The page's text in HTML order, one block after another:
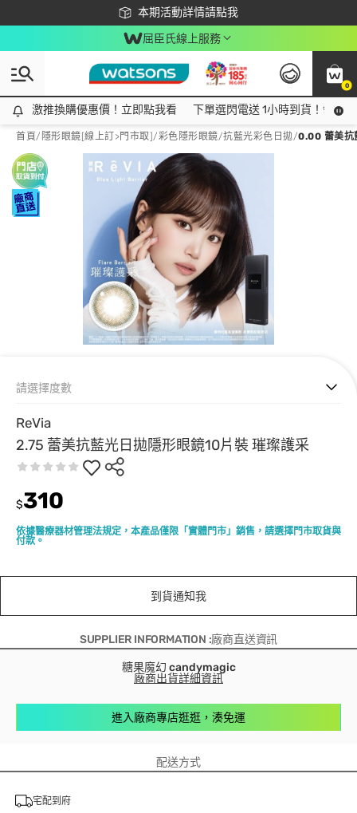
本期活動詳情請點我
下載app最高回饋$350
屈臣氏線上服務
0
激推換購優惠價！立即點我看
激推換購優惠價！立即點我看 下單選閃電送 1小時到貨！領神
首頁/ 隱形眼鏡[線上訂>門市取]/彩色隱形眼鏡/抗藍光彩色日拋/0.00 蕾美抗
ReVia
2.75 蕾美抗藍光日拋隱形眼鏡10片裝 璀璨護采
依據醫療器材管理法規定，本產品僅限「實體門市」銷售，請選擇門市取貨與
付款。
$310
請選擇度數
到貨通知我
SUPPLIER INFORMATION :廠商直送資訊
糖果魔幻 candymagic
廠商出貨詳細資訊
進入廠商專店逛逛，湊免運
配送方式
宅配到府